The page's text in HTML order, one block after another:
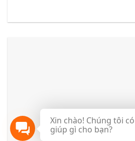
Xin chào! Chúng tôi
giúp gì cho bạn?